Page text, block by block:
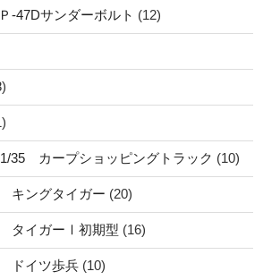
47Dサンダーボルト (12)
35 カープショッピングトラック (10)
ングタイガー (20)
タイガーⅠ初期型 (16)
ドイツ歩兵 (10)